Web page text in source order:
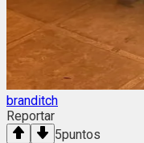
branditch
Reportar
5puntos